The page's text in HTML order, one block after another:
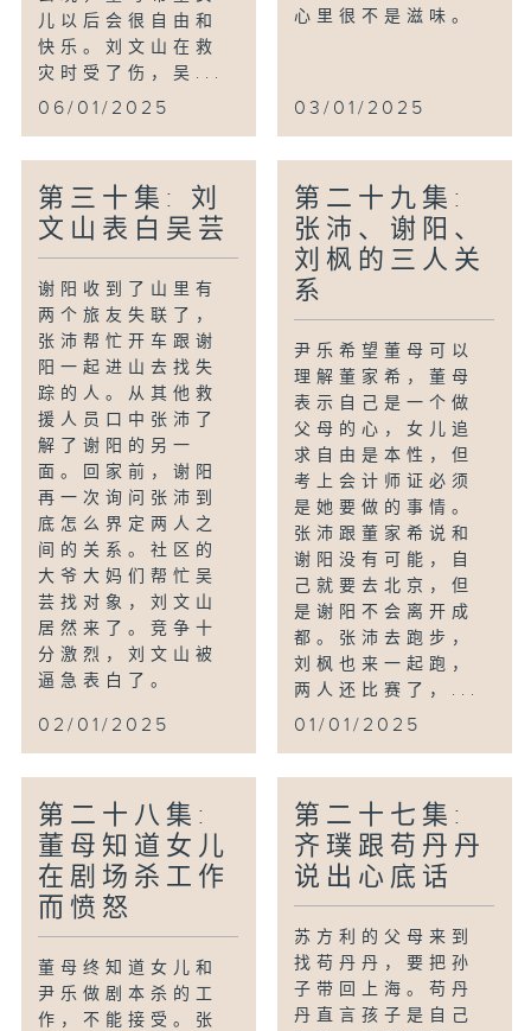
儿以后会很自由和
快乐。刘文山在救
灾时受了伤，吴...
06/01/2025
心里很不是滋味。
03/01/2025
第三十集: 刘
文山表白吴芸
谢阳收到了山里有
两个旅友失联了，
张沛帮忙开车跟谢
阳一起进山去找失
踪的人。从其他救
援人员口中张沛了
解了谢阳的另一
面。回家前，谢阳
再一次询问张沛到
底怎么界定两人之
间的关系。社区的
大爷大妈们帮忙吴
芸找对象，刘文山
居然来了。竞争十
分激烈，刘文山被
逼急表白了。
02/01/2025
第二十九集:
张沛、谢阳、
刘枫的三人关
系
尹乐希望董母可以
理解董家希，董母
表示自己是一个做
父母的心，女儿追
求自由是本性，但
考上会计师证必须
是她要做的事情。
张沛跟董家希说和
谢阳没有可能，自
己就要去北京，但
是谢阳不会离开成
都。张沛去跑步，
刘枫也来一起跑，
两人还比赛了，...
01/01/2025
第二十八集:
董母知道女儿
在剧场杀工作
而愤怒
董母终知道女儿和
尹乐做剧本杀的工
作，不能接受。张
第二十七集:
齐璞跟苟丹丹
说出心底话
苏方利的父母来到
找苟丹丹，要把孙
子带回上海。苟丹
丹直言孩子是自己